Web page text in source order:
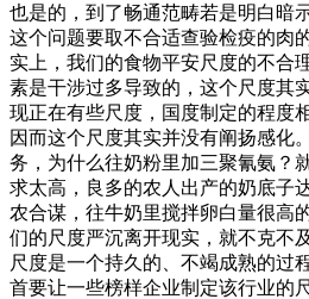
也是的，到了畅通范畴若是明白暗
这个问题要取不合适查验检疫的肉
实上，我们的食物平安尺度的不合
素是干涉过多导致的，这个尺度其
现正在有些尺度，国度制定的程度
因而这个尺度其实并没有阐扬感化
务，为什么往奶粉里加三聚氰氨？
求太高，良多的农人出产的奶底子
农合谋，往牛奶里搅拌卵白量很高
们的尺度严沉离开现实，就不克不
尺度是一个持久的、不竭成熟的过
首要让一些榜样企业制定该行业的